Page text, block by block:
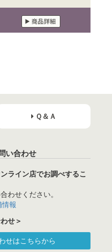
Ｑ＆Ａ
い合わせ
ライン店でお調べするこ
わせください。
報
せ＞
せはこちらから